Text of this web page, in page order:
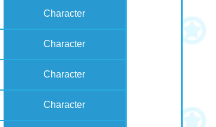
Character
Character
Character
Character